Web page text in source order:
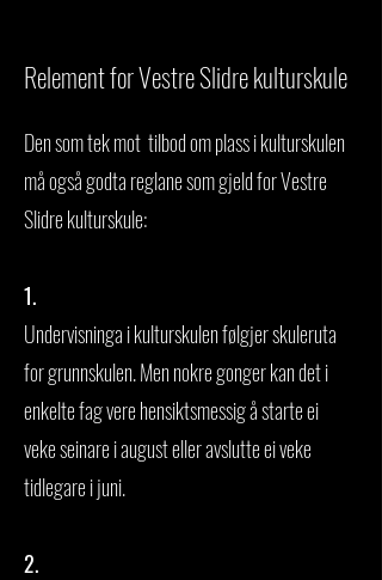
Relement for Vestre Slidre kulturskule
Den som tek mot tilbod om plass i kulturskulen
må også godta reglane som gjeld for Vestre
Slidre kulturskule:
1.
Undervisninga i kulturskulen følgjer skuleruta
for grunnskulen. Men nokre gonger kan det i
enkelte fag vere hensiktsmessig å starte ei
veke seinare i august eller avslutte ei veke
tidlegare i juni.
2.